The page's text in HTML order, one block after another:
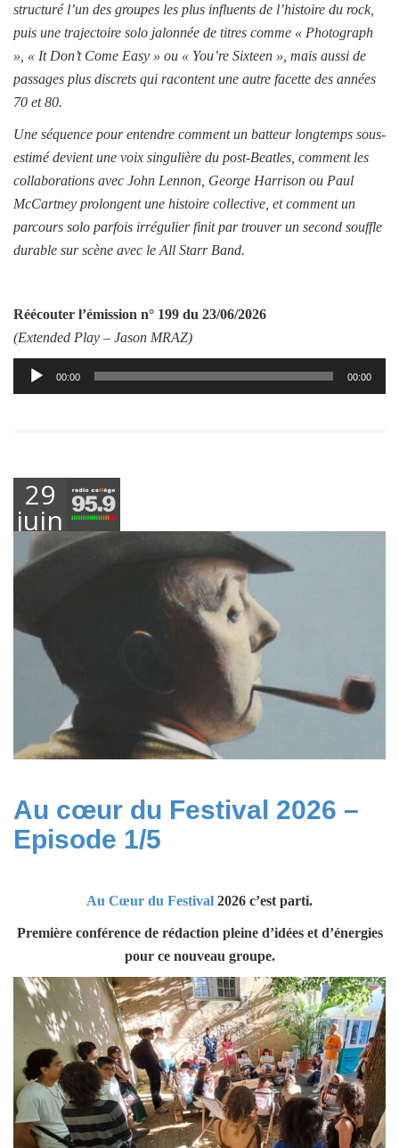
structuré l’un des groupes les plus influents de l’histoire du rock,
puis une trajectoire solo jalonnée de titres comme « Photograph
», « It Don’t Come Easy » ou « You’re Sixteen », mais aussi de
passages plus discrets qui racontent une autre facette des années
70 et 80.
Une séquence pour entendre comment un batteur longtemps sous-
estimé devient une voix singulière du post-Beatles, comment les
collaborations avec John Lennon, George Harrison ou Paul
McCartney prolongent une histoire collective, et comment un
parcours solo parfois irrégulier finit par trouver un second souffle
durable sur scène avec le All Starr Band.
Réécouter l’émission n° 199 du 23/06/2026
(Extended Play – Jason MRAZ)
Lecteur
audio
00:00 00:00
29
juin
2026
Au cœur du Festival 2026 –
Episode 1/5
Au Cœur du Festival 2026 c’est parti.
Première conférence de rédaction pleine d’idées et d’énergies
pour ce nouveau groupe.